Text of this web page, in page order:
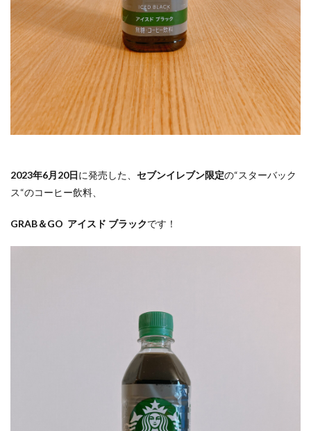
2023年6月20日に発売した、 セブンイレブン限定の“スターバック
ス“のコーヒー飲料、
GRAB＆GO アイスド ブラックです！